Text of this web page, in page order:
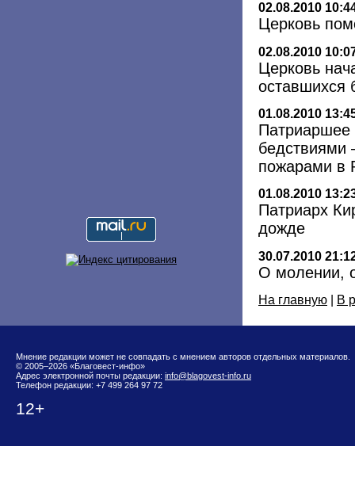
02.08.2010
Церковь
02.08.2010
Церковь
оставшихся
01.08.2010
Патриаршее
пожарами в
01.08.2010
Патриарх
дожде
30.07.2010
О молении,
На главную | В
Мнение редакции может не совпадать с мнением авторов отдельных материалов.
© 2005–2026 «Благовест-инфо»
Адрес электронной почты редакции: info@blagovest-info.ru
Телефон редакции: +7 499 264 97 72
12+